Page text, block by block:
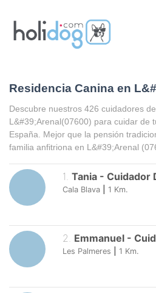
Residencia Canina en
Descubre nuestros 426 cuidadores
L&#39;Arenal(07600) para cuidar de
España. Mejor que la pensión
familia anfitriona en L&#39;Arenal
1 Tania - Cuidador
Cala Blava 1 Km.
2. Emmanuel -
Les Palmeres 1 Km.